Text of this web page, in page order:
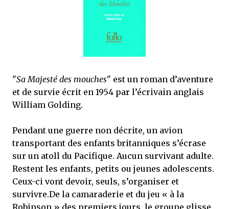
mettre sous tous les yeux. C'est cela...
"Sa Majesté des mouches" est un roman d’aventure
et de survie écrit en 1954 par l’écrivain anglais
William Golding.
Pendant une guerre non décrite, un avion
transportant des enfants britanniques s’écrase
sur un atoll du Pacifique. Aucun survivant adulte.
Restent les enfants, petits ou jeunes adolescents.
Ceux-ci vont devoir, seuls, s’organiser et
survivre.De la camaraderie et du jeu « à la
Robinson » des premiers jours, le groupe glisse